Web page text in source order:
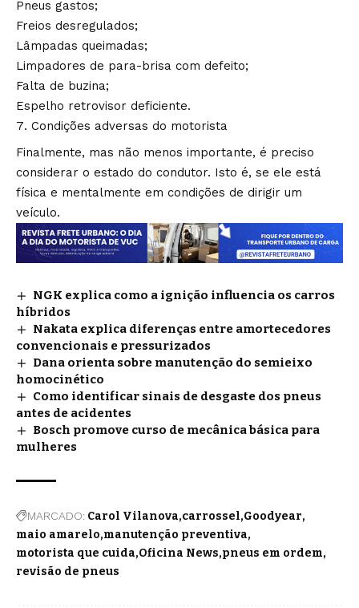
Pneus gastos;
Freios desregulados;
Lâmpadas queimadas;
Limpadores de para-brisa com defeito;
Falta de buzina;
Espelho retrovisor deficiente.
Condições adversas do motorista
Finalmente, mas não menos importante, é preciso
considerar o estado do condutor. Isto é, se ele está
física e mentalmente em condições de dirigir um
veículo.
NGK explica como a ignição influencia os carros
híbridos
Nakata explica diferenças entre amortecedores
convencionais e pressurizados
Dana orienta sobre manutenção do semieixo
homocinético
Como identificar sinais de desgaste dos pneus
antes de acidentes
Bosch promove curso de mecânica básica para
mulheres
MARCADO: Carol Vilanova carrossel Goodyear
maio amarelo manutenção preventiva
motorista que cuida Oficina News pneus em ordem
revisão de pneus